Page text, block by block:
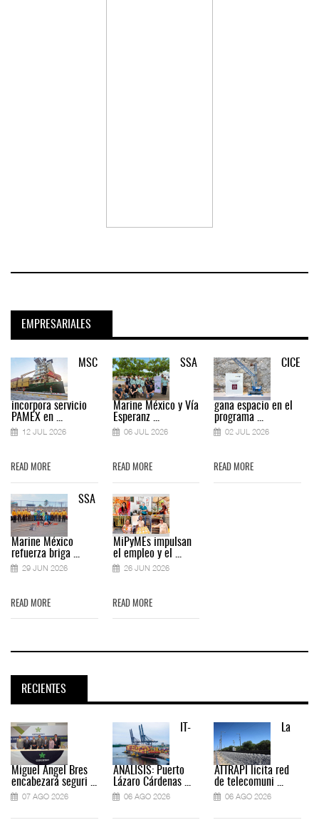
EMPRESARIALES
MSC
incorpora servicio
PAMEX en ...
12 JUL 2026
READ MORE
SSA
Marine México
refuerza briga ...
29 JUN 2026
READ MORE
SSA
Marine México y Vía
Esperanz ...
06 JUL 2026
READ MORE
MiPyMEs impulsan
el empleo y el ...
26 JUN 2026
READ MORE
CICE
gana espacio en el
programa ...
02 JUL 2026
READ MORE
RECIENTES
Miguel Ángel Bres
encabezará seguri ...
07 AGO 2026
IT-
ANÁLISIS: Puerto
Lázaro Cárdenas ...
06 AGO 2026
La
ATTRAPI licita red
de telecomuni ...
06 AGO 2026